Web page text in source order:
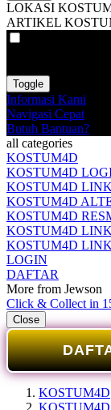
LOKASI
ARTIKEL
Toggle
Informasi Kami
Navigasi Cepat
Butuh Bantuan?
all categories
KOSTUM4D
KOSTUM4D
KOSTUM4D LINK
KOSTUM4D
KOSTUM4D
KOSTUM4D
KOSTUM4D
LOGIN
DAFTAR
More from Jewson
Click & Collect in
Close
KOSTUM4D